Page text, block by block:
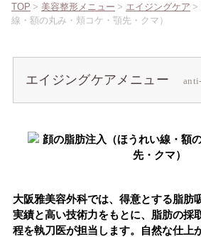
TOP > 美容整形メニュー > エイジングケア >
線・額の丸み・頬コケ・顎先・クマ）
エイジングケアメニュー
大阪雅美容外科では、得意とする脂肪
実績と高い技術力をもとに、脂肪の採
程を執刀医が担当します。自然な仕上